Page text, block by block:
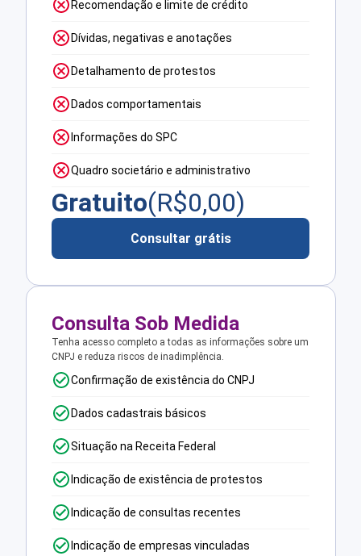
Recomendação e limite de crédito
Dívidas, negativas e anotações
Detalhamento de protestos
Dados comportamentais
Informações do SPC
Quadro societário e administrativo
Gratuito(R$0,00)
Consultar grátis
Consulta Sob Medida
Tenha acesso completo a todas as informações sobre um
CNPJ e reduza riscos de inadimplência.
Confirmação de existência do CNPJ
Dados cadastrais básicos
Situação na Receita Federal
Indicação de existência de protestos
Indicação de consultas recentes
Indicação de empresas vinculadas